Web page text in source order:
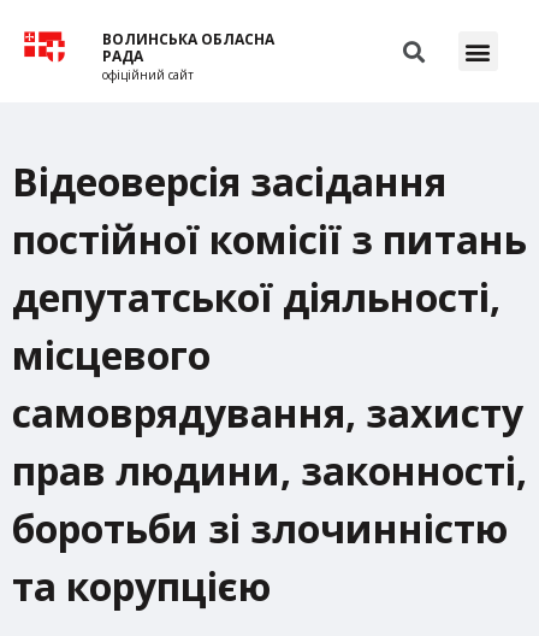
ВОЛИНСЬКА ОБЛАСНА
РАДА
офіційний сайт
Відеоверсія засідання
постійної комісії з питань
депутатської діяльності,
місцевого
самоврядування, захисту
прав людини, законності,
боротьби зі злочинністю
та корупцією